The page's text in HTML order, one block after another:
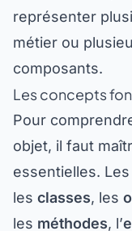
représenter
métier ou
composants.
Les concepts
Pour
objet, il faut
essentielles.
les classes, les
les méthodes, l’